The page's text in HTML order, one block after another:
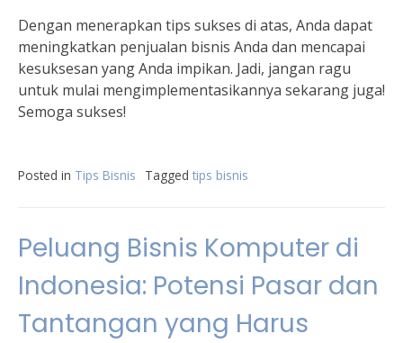
Dengan menerapkan tips sukses di atas, Anda dapat
meningkatkan penjualan bisnis Anda dan mencapai
kesuksesan yang Anda impikan. Jadi, jangan ragu
untuk mulai mengimplementasikannya sekarang juga!
Semoga sukses!
Posted in Tips Bisnis Tagged tips bisnis
Peluang Bisnis Komputer di
Indonesia: Potensi Pasar dan
Tantangan yang Harus